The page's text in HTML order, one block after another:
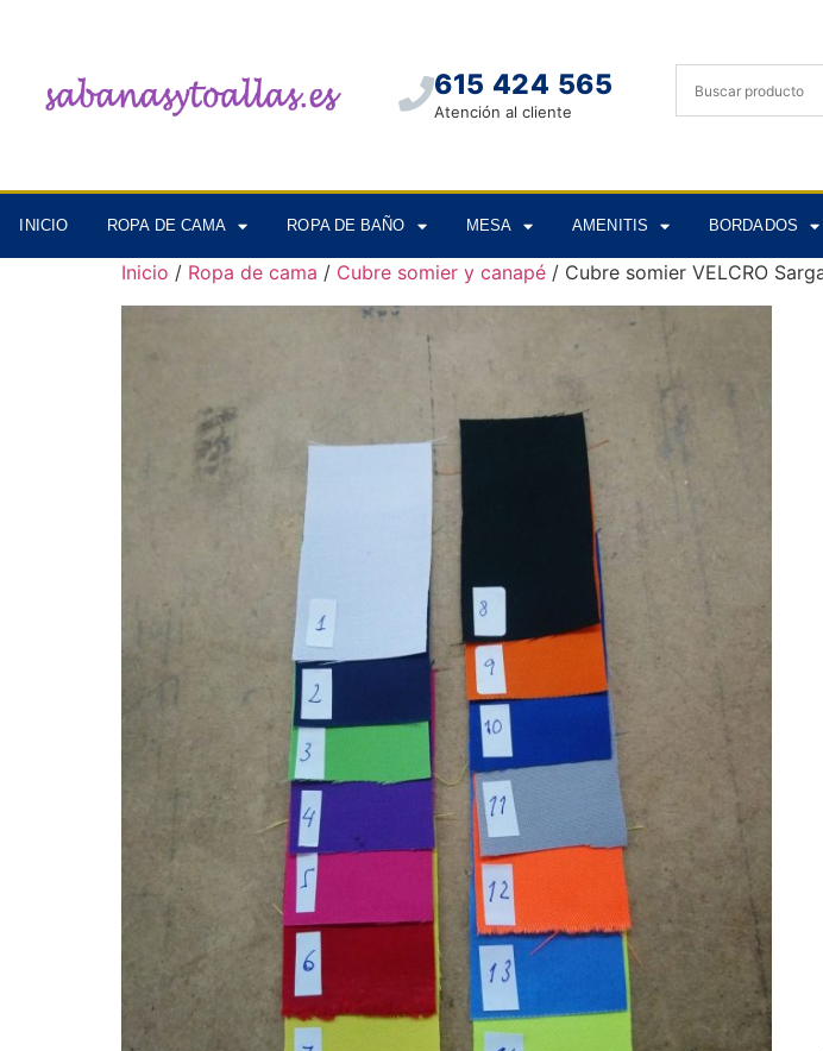
615 424 565
Atención al cliente
INICIO ROPA DE CAMA ROPA DE BAÑO MESA AMENITIS BORDADOS
Inicio / Ropa de cama / Cubre somier y canapé / Cubre somier VELCRO